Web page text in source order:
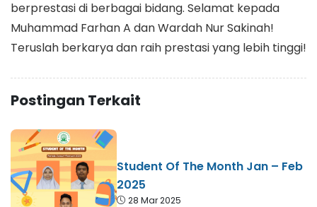
berprestasi di berbagai bidang. Selamat kepada
Muhammad Farhan A dan Wardah Nur Sakinah!
Teruslah berkarya dan raih prestasi yang lebih tinggi!
Postingan Terkait
Student Of The Month Jan – Feb
2025
28 Mar 2025